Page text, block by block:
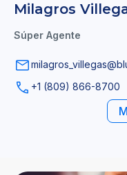
Milagros
Súper Agente
+1 (809) 866-8700